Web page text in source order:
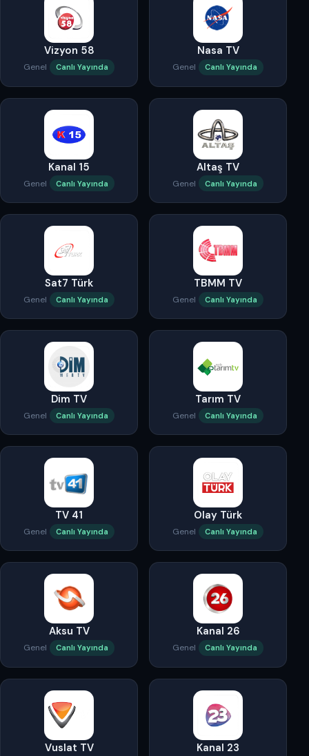
Vizyon 58
Genel Canlı Yayında
Nasa TV
Genel Canlı Yayında
Kanal 15
Genel Canlı Yayında
Altaş TV
Genel Canlı Yayında
Sat7 Türk
Genel Canlı Yayında
TBMM TV
Genel Canlı Yayında
Dim TV
Genel Canlı Yayında
Tarım TV
Genel Canlı Yayında
TV 41
Genel Canlı Yayında
Olay Türk
Genel Canlı Yayında
Aksu TV
Genel Canlı Yayında
Kanal 26
Genel Canlı Yayında
Vuslat TV Kanal 23